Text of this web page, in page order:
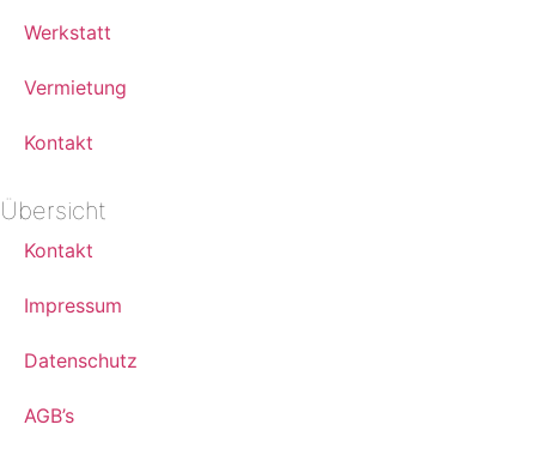
Werkstatt
Vermietung
Kontakt
Übersicht
Kontakt
Impressum
Datenschutz
AGB’s